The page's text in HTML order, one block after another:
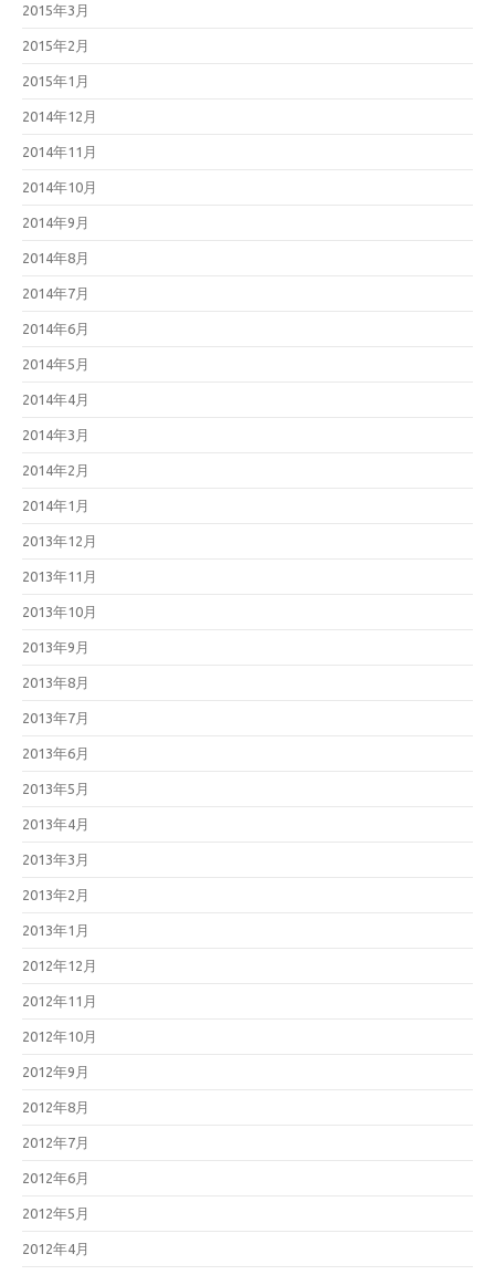
2015年3月
2015年2月
2015年1月
2014年12月
2014年11月
2014年10月
2014年9月
2014年8月
2014年7月
2014年6月
2014年5月
2014年4月
2014年3月
2014年2月
2014年1月
2013年12月
2013年11月
2013年10月
2013年9月
2013年8月
2013年7月
2013年6月
2013年5月
2013年4月
2013年3月
2013年2月
2013年1月
2012年12月
2012年11月
2012年10月
2012年9月
2012年8月
2012年7月
2012年6月
2012年5月
2012年4月